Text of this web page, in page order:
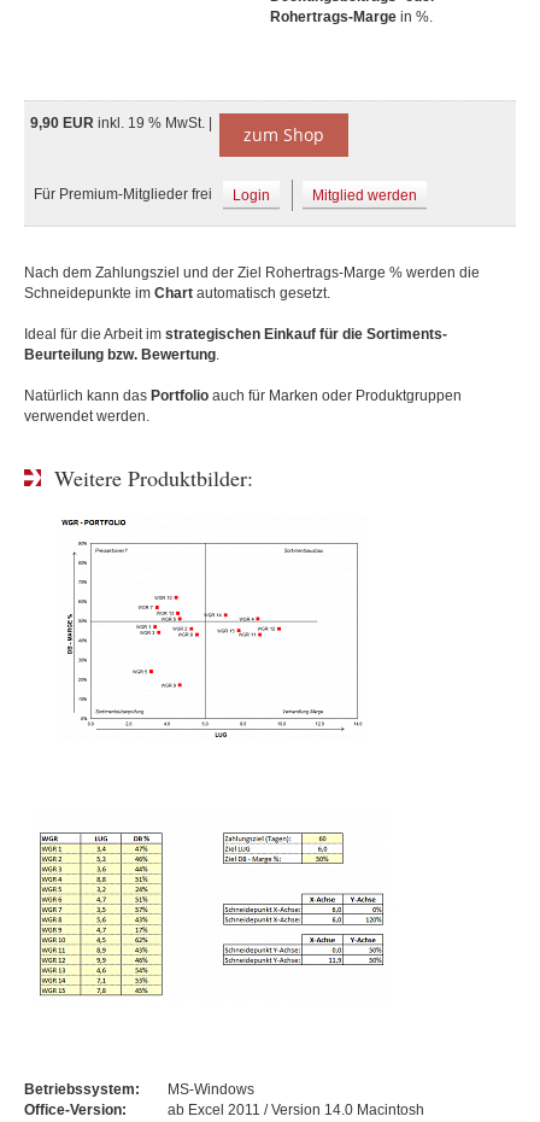
Rohertrags-Marge in %.
9,90 EUR inkl. 19 % MwSt. | zum Shop
Für Premium-Mitglieder frei Login Mitglied werden
Nach dem Zahlungsziel und der Ziel Rohertrags-Marge % werden die
Schneidepunkte im Chart automatisch gesetzt.
Ideal für die Arbeit im strategischen Einkauf für die Sortiments-
Beurteilung bzw. Bewertung.
Natürlich kann das Portfolio auch für Marken oder Produktgruppen
verwendet werden.
Weitere Produktbilder:
Betriebssystem:
MS-Windows
Office-Version:
ab Excel 2011 / Version 14.0 Macintosh